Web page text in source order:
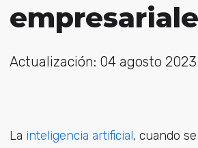
Actualización: 04 agosto 2023
La inteligencia artificial, cuando